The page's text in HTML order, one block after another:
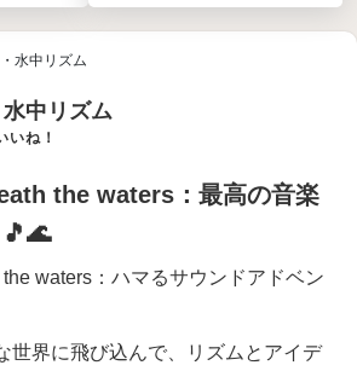
水中リズム
中リズム
いね！
the waters：最高の音楽
waters：ハマるサウンドアドベン
世界に飛び込んで、リズムとアイデ